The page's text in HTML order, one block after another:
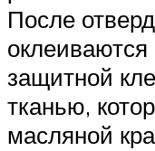
После
защитной
тканью,
масляной